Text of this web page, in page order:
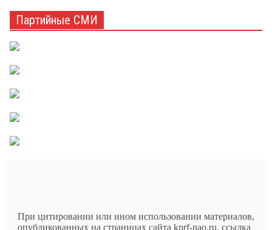
Партийные СМИ
При цитировании или ином использовании материалов,
опубликованных на страницах сайта kprf-nao.ru, ссылка